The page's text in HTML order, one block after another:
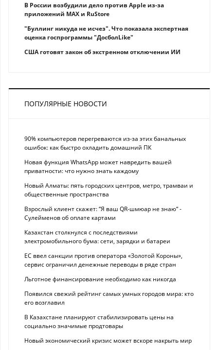
В России возбудили дело против Apple из-за
приложений MAX и RuStore
"Буллинг никуда не исчез". Что показала экспертная
оценка госпрограммы "ДосболLike"
США готовят закон об экстренном отключении ИИ
ПОПУЛЯРНЫЕ НОВОСТИ
90% компьютеров перегреваются из-за этих банальных
ошибок: как быстро охладить домашний ПК
Новая функция WhatsApp может навредить вашей
приватности: что нужно знать каждому
Новый Алматы: пять городских центров, метро, трамваи и
общественные пространства
Взрослый клиент скажет: “Я ваш QR-шмюар не знаю“ -
Сулейменов об оплате картами
Казахстан столкнулся с последствиями
электромобильного бума: сети, зарядки и батареи
ЕС ввел санкции против оператора «Золотой Короны»,
сервис ограничил денежные переводы в ряде стран
Льготное финансирование необходимо как никогда
Появился свежий рейтинг самых умных городов мира: кто
его возглавил
В Казахстане планируют стабилизировать цены на
социально значимые продтовары
Новый экономический кризис может вскоре накрыть мир